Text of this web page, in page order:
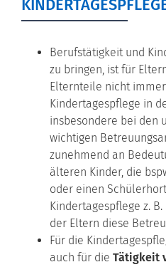
Berufstätigkeit und
zu bringen, ist für
Elternteile nicht
Kindertagespflege in
insbesondere bei den
wichtigen
zunehmend an
älteren Kinder, die
oder einen
Kindertagespflege z.
der Eltern diese
Für die
auch für die Tätigkeit